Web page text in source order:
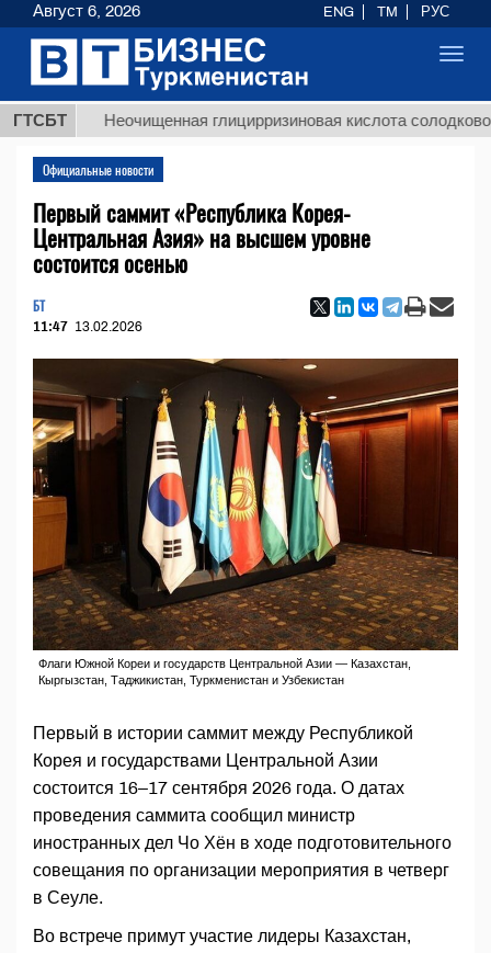
ГТСБТНеочищенная глицирризиновая кислота солодкового
Официальные новости
Первый саммит «Республика Корея-
Центральная Азия» на высшем уровне
состоится осенью
БТ
11:47 13.02.2026
Флаги Южной Кореи и государств Центральной Азии — Казахстан,
Кыргызстан, Таджикистан, Туркменистан и Узбекистан
Первый в истории саммит между Республикой
Корея и государствами Центральной Азии
состоится 16–17 сентября 2026 года. О датах
проведения саммита сообщил министр
иностранных дел Чо Хён в ходе подготовительного
совещания по организации мероприятия в четверг
в Сеуле.
Во встрече примут участие лидеры Казахстан,
Август 6, 2026 ENG TM РУС